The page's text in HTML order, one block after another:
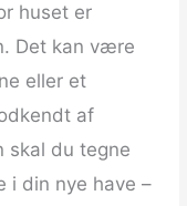
huset er
Det kan være
eller et
af
skal du tegne
i din nye have –